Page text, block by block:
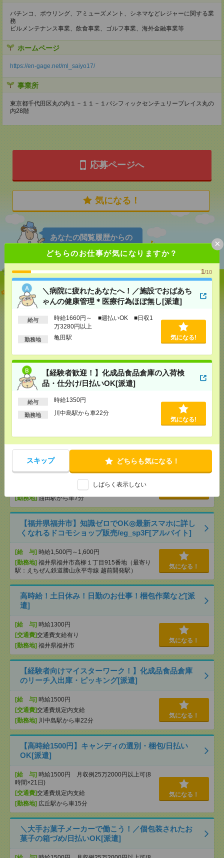
どちらのお仕事が気になりますか？
1/10
＼病院に疲れたあなたへ！／施設でおばあち
ゃんの健康管理＊医療行為ほぼ無し[派遣]
給与
時給1660円～ ■週払いOK ■日収1
万3280円以上
勤務地 亀田駅 気になる!
【経験者歓迎！】化成品食品倉庫の入荷検
品・仕分け/日払いOK[派遣]
給与 時給1350円
勤務地
川中島駅から車22分
気になる!
スキップ どちらも気になる！
しばらく表示しない
×
パチンコ、ボウリング、アミューズメント、シネマなどレジャーに関する業
務
ビルメンテナンス事業、飲食事業、ゴルフ事業、海外金融事業等
ホームページ
https://en-gage.net/ml_saiyo17/
事業所
東京都千代田区丸の内１－１１－１パシフィックセンチュリープレイス丸の
内28階
応募ページへ
気になる！
あなたの閲覧履歴からの
＼病院に疲れたあなたへ！／施設でおばあちゃんの
健康管理＊医療行為ほぼ無し[派遣]
[給 与]時給1660円～ ■週払いOK ■日収1万
[交通費]交通費全額支給
気になる！
【経験者歓迎！】化成品食品倉庫の入荷検品・仕分
け/日払いOK[派遣]
[給 与]時給1350円
[交通費]交通費規定内支給
気になる！
【経験者向けマイスターワーク！】ジェネリック医
薬品の品質保証/日払いOK[派遣]
[勤務地]油田駅から車7分
【福井県福井市】知識ゼロでOK◎最新スマホに詳し
くなれるドコモショップ販売/eg_sp3F[アルバイト]
[給 与] 時給1,500円～1,600円
[勤務地] 福井県福井市高柳１丁目915番地（最寄り
駅：えちぜん鉄道勝山永平寺線 越前開発駅）
気になる！
高時給！土日休み！日勤のお仕事！梱包作業など[派
遣]
[給 与] 時給1300円
[交通費]交通費支給有り
[勤務地] 福井県福井市
気になる！
【経験者向けマイスターワーク！】化成品食品倉庫
のリーチ入出庫・ピッキング[派遣]
[給 与] 時給1500円
[交通費]交通費規定内支給
[勤務地] 川中島駅から車22分
気になる！
【高時給1500円】キャンディの選別・梱包/日払い
OK[派遣]
[給 与] 時給1500円 月収例25万2000円以上可(8
時間×21日)
[交通費]交通費規定内支給
[勤務地] 広丘駅から車15分
気になる！
＼大手お菓子メーカーで働こう！／個包装されたお
菓子の箱づめ/日払いOK[派遣]